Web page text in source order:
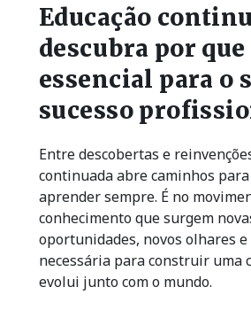
Educação
descubra por que
essencial para o
sucesso
Entre descobertas e
continuada abre caminhos
aprender sempre. É no
conhecimento que surgem
oportunidades, novos olhares e
necessária para construir uma
evolui junto com o mundo.